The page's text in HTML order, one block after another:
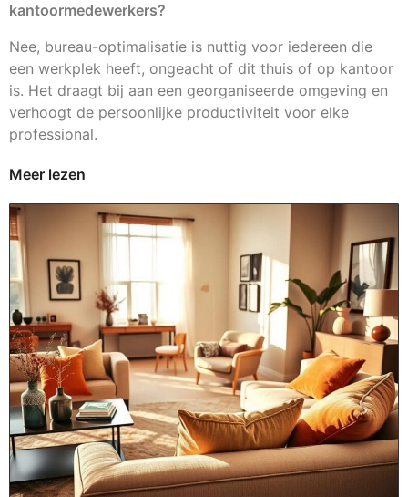
kantoormedewerkers?
Nee, bureau-optimalisatie is nuttig voor iedereen die
een werkplek heeft, ongeacht of dit thuis of op kantoor
is. Het draagt bij aan een georganiseerde omgeving en
verhoogt de persoonlijke productiviteit voor elke
professional.
Meer lezen